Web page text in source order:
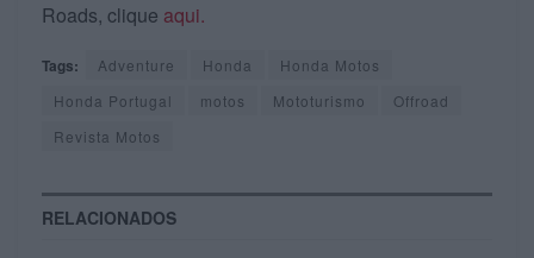
Roads, clique aqui.
Tags: Adventure Honda
Honda Motos
Honda Portugal
motos Mototurismo
Offroad
Revista Motos
RELACIONADOS